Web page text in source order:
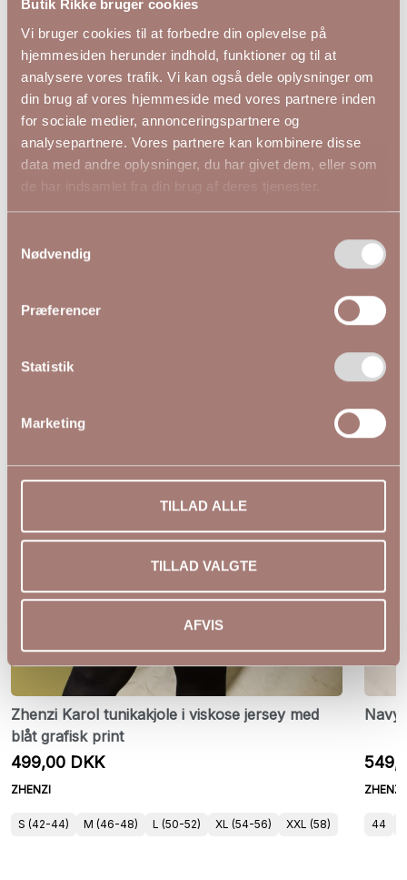
Butik Rikke bruger cookies
Vi bruger cookies til at forbedre din oplevelse på
hjemmesiden herunder indhold, funktioner og til at
analysere vores trafik. Vi kan også dele oplysninger om
din brug af vores hjemmeside med vores partnere inden
for sociale medier, annonceringspartnere og
analysepartnere. Vores partnere kan kombinere disse
data med andre oplysninger, du har givet dem, eller som
de har indsamlet fra din brug af deres tjenester.
Nødvendig
Præferencer
Statistik
Marketing
TILLAD ALLE
TILLAD VALGTE
AFVIS
Bryst 126 130
Bund
126 130 136 142
148
Længde
74 75 77 78 79
Andre kiggede på
Zhenzi Karol tunikakjole i viskose jersey med
blåt grafisk print
499,00 DKK
ZHENZI
S (42-44) M (46-48) L (50-52) XL (54-56) XXL (58)
Navy
ZHENZI
44